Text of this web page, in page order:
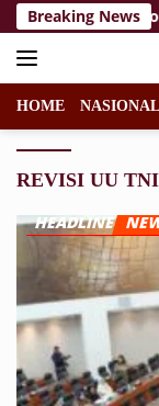
Langsung
ke
konten
Breaking News
HOME NASIONAL
REVISI UU TNI